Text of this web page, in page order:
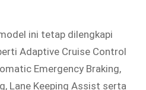
ini tetap dilengkapi
Adaptive Cruise Control
Emergency Braking,
Lane Keeping Assist serta